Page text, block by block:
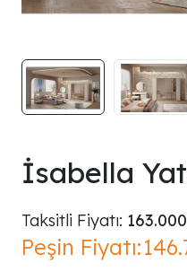
İsabella
Taksitli Fiyatı:
Peşin Fiyatı: